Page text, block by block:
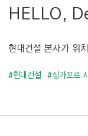
HELLO,
현대건설 본사가 위
#현대건설 #싱가포르